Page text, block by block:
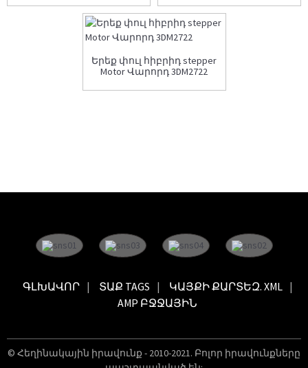
Երեք փուլ հիբրիդ stepper
Motor Վարորդ 3DM2722
ԳԼԽԱՎՈՐ ՏԱՔ TAGS
ԿԱՅՔԻ ՔԱՐՏԵԶ. XML
AMP ԲՋՋԱՅԻՆ
© Հեղինակային իրավունք - 2010-2021. Բոլոր իրավունքները